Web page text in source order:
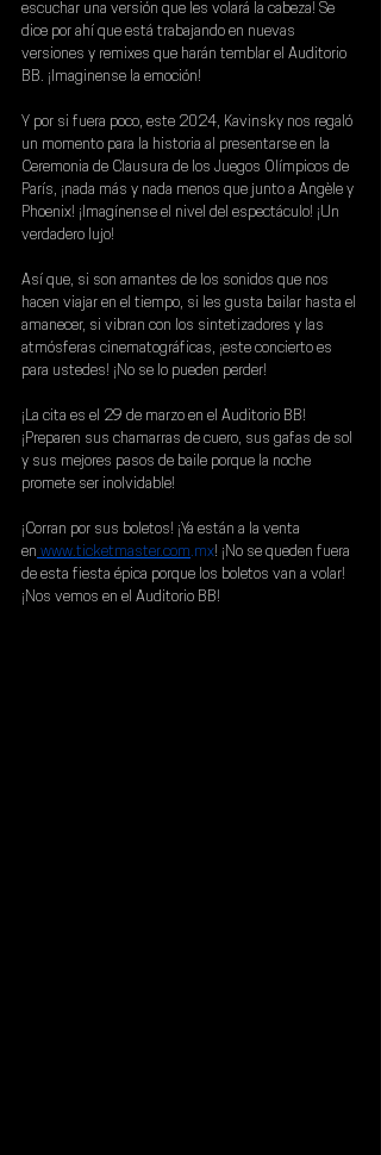
escuchar una versión que les volará la cabeza! Se
dice por ahí que está trabajando en nuevas
versiones y remixes que harán temblar el Auditorio
BB. ¡Imaginense la emoción!
Y por si fuera poco, este 2024, Kavinsky nos regaló
un momento para la historia al presentarse en la
Ceremonia de Clausura de los Juegos Olímpicos de
París, ¡nada más y nada menos que junto a Angèle y
Phoenix! ¡Imagínense el nivel del espectáculo! ¡Un
verdadero lujo!
Así que, si son amantes de los sonidos que nos
hacen viajar en el tiempo, si les gusta bailar hasta el
amanecer, si vibran con los sintetizadores y las
atmósferas cinematográficas, ¡este concierto es
para ustedes! ¡No se lo pueden perder!
¡La cita es el 29 de marzo en el Auditorio BB!
¡Preparen sus chamarras de cuero, sus gafas de sol
y sus mejores pasos de baile porque la noche
promete ser inolvidable!
¡Corran por sus boletos! ¡Ya están a la venta
en www.ticketmaster.com.mx! ¡No se queden fuera
de esta fiesta épica porque los boletos van a volar!
¡Nos vemos en el Auditorio BB!